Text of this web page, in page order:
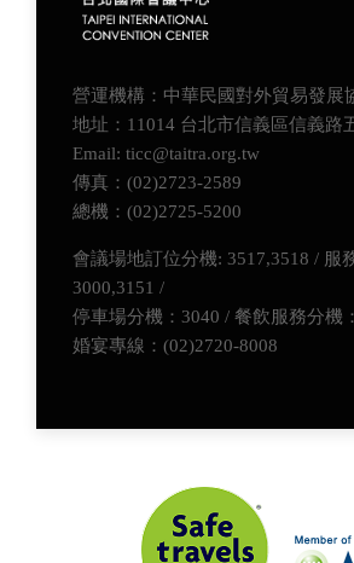
營運機構：中華民國對外貿易發展
地址：11014 台北市信義區信義路
Email: ticc@taitra.org.tw
傳真：(02)2723-2589
總機：(02)2725-5200
會議場地訂位分機: 3517,3518 / 服
3000,3151 /
停車場分機：3040 / 餐飲服務分機
婚宴專線：(02)2720-8008